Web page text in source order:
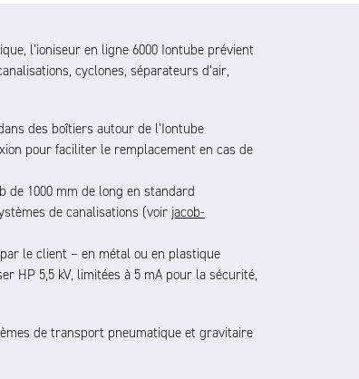
l’ioniseur en ligne 6000 Iontube prévient
cyclones, séparateurs d’air,
des boîtiers autour de l’Iontube
pour faciliter le remplacement en cas de
de 1000 mm de long en standard
de canalisations (voir jacob-
le client – en métal ou en plastique
HP 5,5 kV, limitées à 5 mA pour la sécurité,
de transport pneumatique et gravitaire